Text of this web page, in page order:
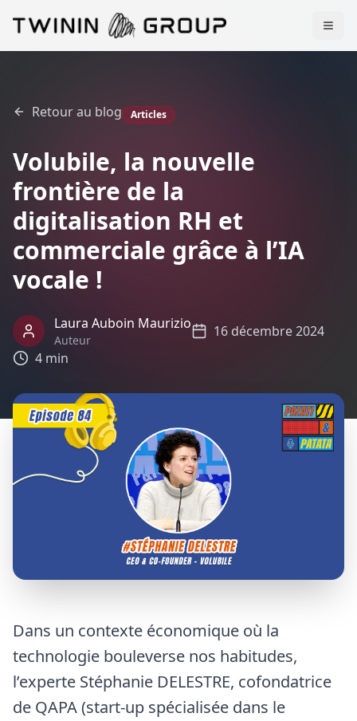
Retour au blog Articles
Volubile, la nouvelle
frontière de la
digitalisation RH et
commerciale grâce à l’IA
vocale !
Laura Auboin Maurizio
Auteur
16 décembre 2024
4 min
Dans un contexte économique où la
technologie bouleverse nos habitudes,
l’experte Stéphanie DELESTRE, cofondatrice
de QAPA (start-up spécialisée dans le